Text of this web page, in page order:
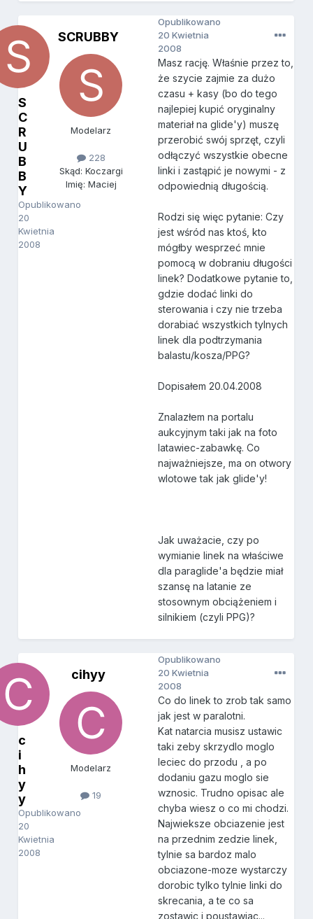
S
C
R
U
B
B
Y
Opublikowano
20
Kwietnia
2008
SCRUBBY
Modelarz
228
Skąd: Koczargi
Imię: Maciej
Opublikowano
20 Kwietnia
2008
Masz rację. Właśnie przez to,
że szycie zajmie za dużo
czasu + kasy (bo do tego
najlepiej kupić oryginalny
materiał na glide'y) muszę
przerobić swój sprzęt, czyli
odłączyć wszystkie obecne
linki i zastąpić je nowymi - z
odpowiednią długością.
Rodzi się więc pytanie: Czy
jest wśród nas ktoś, kto
mógłby wesprzeć mnie
pomocą w dobraniu długości
linek? Dodatkowe pytanie to,
gdzie dodać linki do
sterowania i czy nie trzeba
dorabiać wszystkich tylnych
linek dla podtrzymania
balastu/kosza/PPG?
Dopisałem 20.04.2008
Znalazłem na portalu
aukcyjnym taki jak na foto
latawiec-zabawkę. Co
najważniejsze, ma on otwory
wlotowe tak jak glide'y!
Jak uważacie, czy po
wymianie linek na właściwe
dla paraglide'a będzie miał
szansę na latanie ze
stosownym obciążeniem i
silnikiem (czyli PPG)?
c
i
h
y
y
Opublikowano
20
Kwietnia
2008
cihyy
Modelarz
19
Opublikowano
20 Kwietnia
2008
Co do linek to zrob tak samo
jak jest w paralotni.
Kat natarcia musisz ustawic
taki zeby skrzydlo moglo
leciec do przodu , a po
dodaniu gazu moglo sie
wznosic. Trudno opisac ale
chyba wiesz o co mi chodzi.
Najwieksze obciazenie jest
na przednim zedzie linek,
tylnie sa bardoz malo
obciazone-moze wystarczy
dorobic tylko tylnie linki do
skrecania, a te co sa
zostawic i poustawiac...